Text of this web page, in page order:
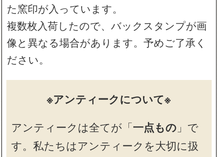
た窯印が入っています。
複数枚入荷したので、バックスタンプが画
像と異なる場合があります。予めご了承く
ださい。
※アンティークについて※
アンティークは全てが「一点もの 」で
す。私たちはアンティークを大切に扱